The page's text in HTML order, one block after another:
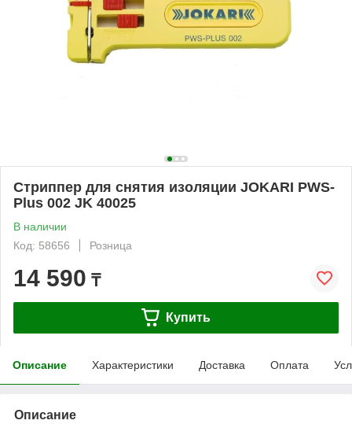
Стриппер для снятия изоляции JOKARI PWS-
Plus 002 JK 40025
В наличии
Код: 58656
Розница
14 590 ₸
Купить
Описание Характеристики Доставка Оплата
Описание